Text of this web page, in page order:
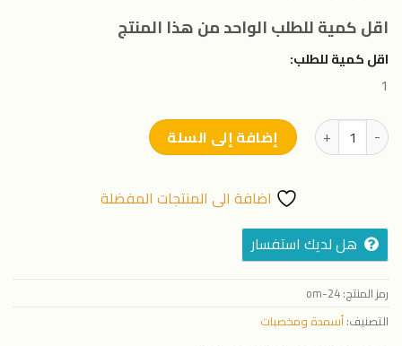
اقل كمية للطلب الواحد من هذا المنتج
اقل كمية للطلب:
1
كمية معلق جل متوازن 20-20-20 (5 كيلو )إضافة إلى السلة
اضافة الى المنتجات المفضلة
هل لديك استفسار
رمز المنتج:24-om
التصنيف:أسمدة ومخصبات